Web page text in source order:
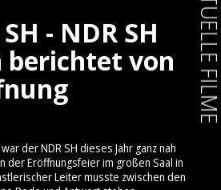
- NDR SH
berichtet von
der NDR SH dieses Jahr ganz nah
der Eröffnungsfeier im großen Saal in
Leiter musste zwischen den